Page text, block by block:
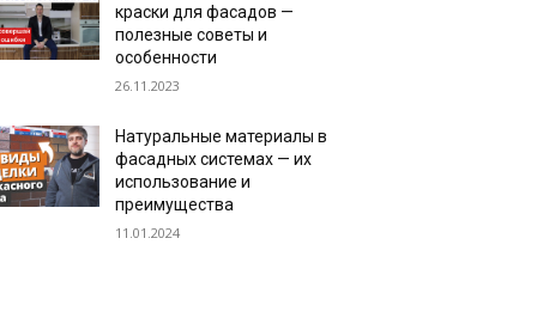
краски для фасадов —
полезные советы и
особенности
26.11.2023
Натуральные материалы в
фасадных системах — их
использование и
преимущества
11.01.2024